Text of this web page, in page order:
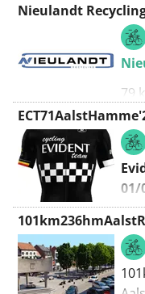
Nieulandt
79
01/
(